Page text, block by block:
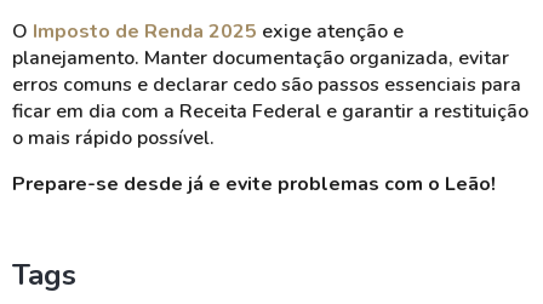
O Imposto de Renda 2025 exige atenção e
planejamento. Manter documentação organizada, evitar
erros comuns e declarar cedo são passos essenciais para
ficar em dia com a Receita Federal e garantir a restituição
o mais rápido possível.
Prepare-se desde já e evite problemas com o Leão!
Tags